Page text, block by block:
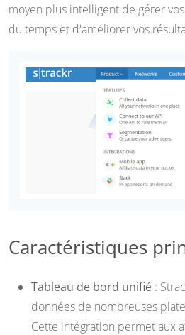
moyen plus intelligent de gérer
du temps et d'améliorer vos
Caractéristiques
Tableau de bord unifié :
données de nombreuses
Cette intégration permet aux